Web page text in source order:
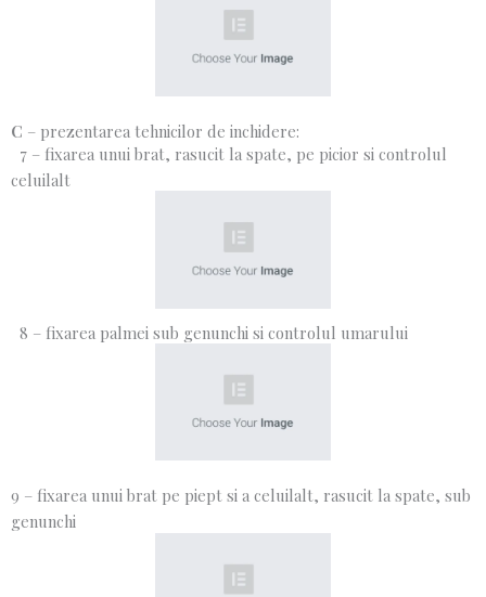
C – prezentarea tehnicilor de inchidere:
7 – fixarea unui brat, rasucit la spate, pe picior si controlul
celuilalt
8 – fixarea palmei sub genunchi si controlul umarului
9 – fixarea unui brat pe piept si a celuilalt, rasucit la spate, sub
genunchi